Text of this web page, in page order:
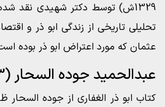
1329ش) توسط دکتر شهیدی نقد
تحلیلی تاریخی از زندگی ابو ذر و
عثمان که مورد اعتراض ابو ذر بوده
عبدالحمید جوده السحار (1913-1974 م)
کتاب ابو ذر الغفاری از جوده